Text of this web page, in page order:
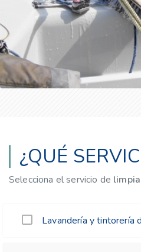
¿QUÉ
Selecciona el servicio de
Lavandería y tintorería